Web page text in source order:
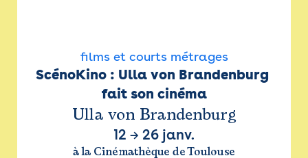
films et courts métrages
ScénoKino : Ulla von Brandenburg
fait son cinéma
Ulla von Brandenburg
12 → 26 janv.
à la Cinémathèque de Toulouse